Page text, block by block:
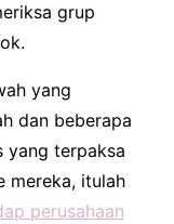
grup
yang
dan beberapa
yang terpaksa
mereka, itulah
perusahaan